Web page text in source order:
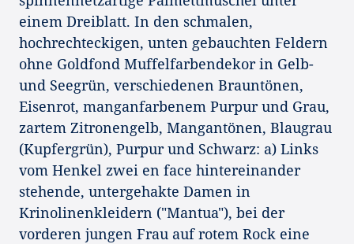
einem Dreiblatt. In den schmalen,
hochrechteckigen, unten gebauchten Feldern
ohne Goldfond Muffelfarbendekor in Gelb-
und Seegrün, verschiedenen Brauntönen,
Eisenrot, manganfarbenem Purpur und Grau,
zartem Zitronengelb, Mangantönen, Blaugrau
(Kupfergrün), Purpur und Schwarz: a) Links
vom Henkel zwei en face hintereinander
stehende, untergehakte Damen in
Krinolinenkleidern ("Mantua"), bei der
vorderen jungen Frau auf rotem Rock eine